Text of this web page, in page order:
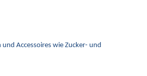
Accessoires wie Zucker- und